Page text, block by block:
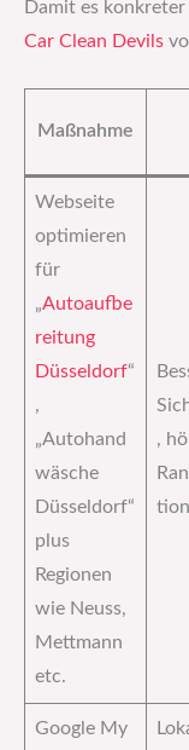
Damit es
Car Clean Devils
Maßnahme
Webseite
optimieren
für
„Autoaufbe
reitung
Düsseldorf“
,
„Autohand
wäsche
Düsseldorf“
plus
Regionen
wie Neuss,
Mettmann
etc.
,
Google My